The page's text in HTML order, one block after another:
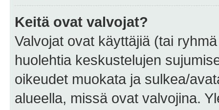
Keitä ovat valvojat?
Valvojat ovat käyttäjiä (tai
huolehtia keskustelujen
oikeudet muokata ja sulkea/
alueella, missä ovat valvojina.